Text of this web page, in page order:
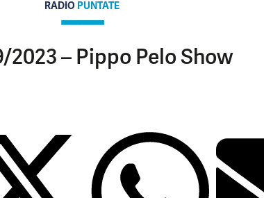
RADIO PUNTATE
– Pippo Pelo Show